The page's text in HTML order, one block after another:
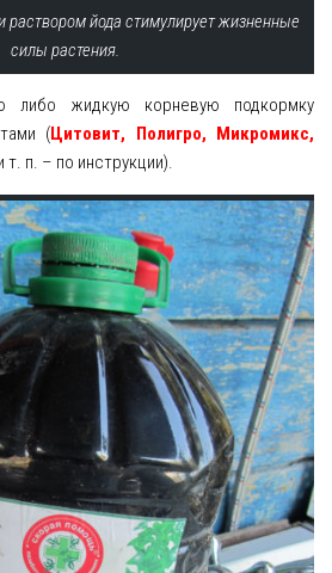
раствором йода стимулирует жизненные
силы растения.
либо жидкую корневую подкормку
(Цитовит, Полигро, Микромикс,
т. п. – по инструкции).